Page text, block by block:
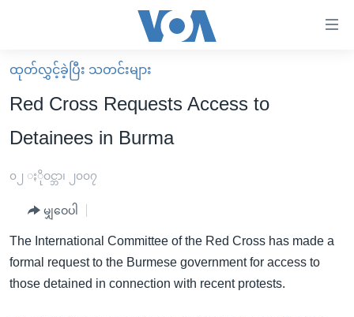
လွယ်ကူ
စေ
သည့်
များ
မူလစာမျက်နှာ
မြန်မာ
ကမ္ဘာ့သတင်းများ
နိုင်ငံတကာ
ဗွီဒီယို
ရပ်ဝန်းတခု လမ်းတခု အလွန်
အမေရိကန်သုံးအီဒီယံ
အပတ်စဉ်ကဏ္ဍများ
ထုတ်လွှင့်ခဲ့ပြီး သတင်းများ
Red Cross Requests Access to
Detainees in Burma
၀၂ ႏိုဝင္ဘာ၊ ၂၀၀၇
မျှဝေပါ
The International Committee of the Red Cross has made a
formal request to the Burmese government for access to
those detained in connection with recent protests.